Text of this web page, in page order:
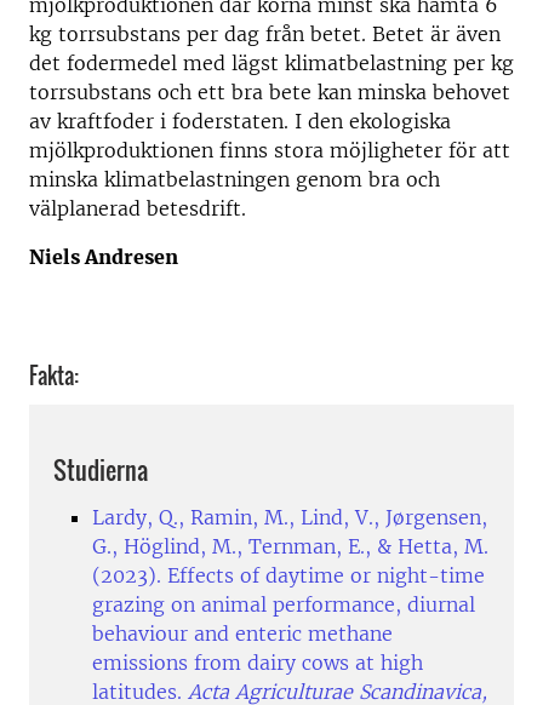
mjölkproduktionen där korna minst ska hämta 6
kg torrsubstans per dag från betet. Betet är även
det fodermedel med lägst klimatbelastning per kg
torrsubstans och ett bra bete kan minska behovet
av kraftfoder i foderstaten. I den ekologiska
mjölkproduktionen finns stora möjligheter för att
minska klimatbelastningen genom bra och
välplanerad betesdrift.
Niels Andresen
Fakta:
Studierna
Lardy, Q., Ramin, M., Lind, V., Jørgensen,
G., Höglind, M., Ternman, E., & Hetta, M.
(2023). Effects of daytime or night-time
grazing on animal performance, diurnal
behaviour and enteric methane
emissions from dairy cows at high
latitudes. Acta Agriculturae Scandinavica,